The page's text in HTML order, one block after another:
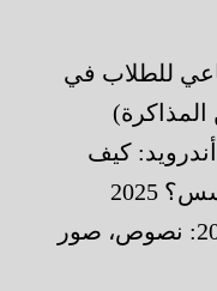
للطلاب في
كيف
2025
أفضل تطبيق ترجمة فوري 2025: نصوص، صور